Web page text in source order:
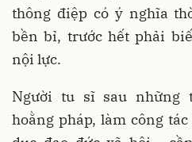
thông điệp có ý nghĩa
bền bỉ, trước hết phải
nội lực.
Người tu sĩ sau những
hoằng pháp, làm công